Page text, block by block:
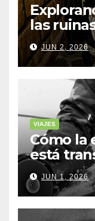
las
deJUN 2, 2026
VIAJES
Cómo la
está
JUN 1, 2026